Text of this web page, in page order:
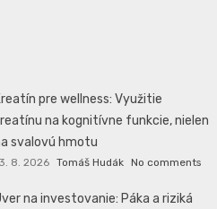
pre wellness: Využitie
na kognitívne funkcie, nielen
svalovú hmotu
3. 8. 2026 Tomáš Hudák No comments
na investovanie: Páka a riziká